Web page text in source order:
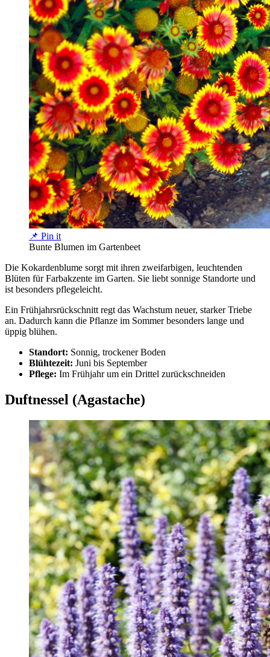
📌 Pin it
Bunte Blumen im Gartenbeet
Die Kokardenblume sorgt mit ihren zweifarbigen, leuchtenden
Blüten für Farbakzente im Garten. Sie liebt sonnige Standorte und
ist besonders pflegeleicht.
Ein Frühjahrsrückschnitt regt das Wachstum neuer, starker Triebe
an. Dadurch kann die Pflanze im Sommer besonders lange und
üppig blühen.
Standort: Sonnig, trockener Boden
Blühtezeit: Juni bis September
Pflege: Im Frühjahr um ein Drittel zurückschneiden
Duftnessel (Agastache)